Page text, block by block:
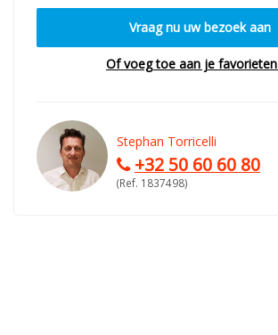
Vraag nu uw bezoek aan
Of voeg toe aan je favorieten
Stephan Torricelli
+32 50 60 60 80
(Ref. 1837498)